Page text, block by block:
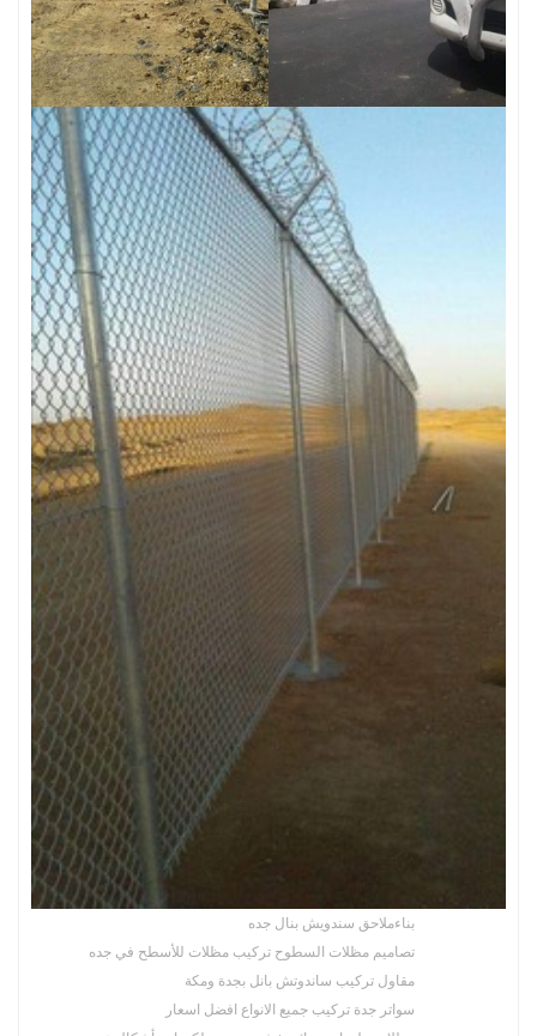
بناءملاحق سندويش بنال جده
تصاميم مظلات السطوح تركيب مظلات للأسطح في جده
مقاول تركيب ساندوتش بانل بجدة ومكة
سواتر جدة تركيب جميع الانواع افضل اسعار